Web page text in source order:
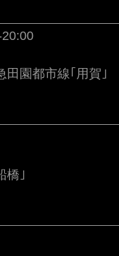
田園都市線｢用賀｣
橋｣